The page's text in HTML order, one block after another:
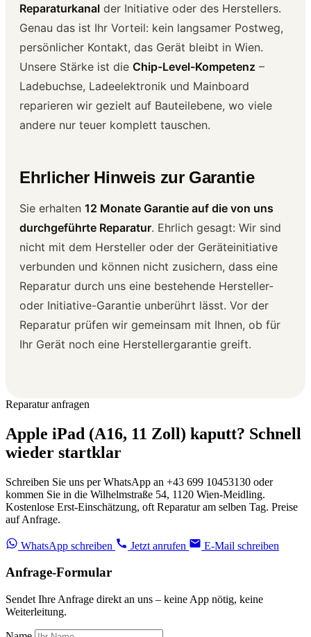
Reparaturkanal der Initiative oder des Herstellers.
Genau das ist Ihr Vorteil: kein langsamer Postweg,
persönlicher Kontakt, das Gerät bleibt in Wien.
Unsere Stärke ist die Chip-Level-Kompetenz –
Ladebuchse, Ladeelektronik und Mainboard
reparieren wir gezielt auf Bauteilebene, wo viele
andere nur teuer komplett tauschen.
Ehrlicher Hinweis zur Garantie
Sie erhalten 12 Monate Garantie auf die von uns
durchgeführte Reparatur. Ehrlich gesagt: Wir sind
nicht mit dem Hersteller oder der Geräteinitiative
verbunden und können nicht zusichern, dass eine
Reparatur durch uns eine bestehende Hersteller-
oder Initiative-Garantie unberührt lässt. Vor der
Reparatur prüfen wir gemeinsam mit Ihnen, ob für
Ihr Gerät noch eine Herstellergarantie greift.
Reparatur anfragen
Apple iPad (A16, 11 Zoll) kaputt? Schnell
wieder startklar
Schreiben Sie uns per WhatsApp an +43 699 10453130 oder
kommen Sie in die Wilhelmstraße 54, 1120 Wien-Meidling.
Kostenlose Erst-Einschätzung, oft Reparatur am selben Tag. Preise
auf Anfrage.
WhatsApp schreiben Jetzt anrufen E-Mail schreiben
Anfrage-Formular
Sendet Ihre Anfrage direkt an uns – keine App nötig, keine
Weiterleitung.